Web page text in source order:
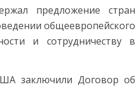
предложение стран
общеевропейского
и сотрудничеству в
заключили Договор об